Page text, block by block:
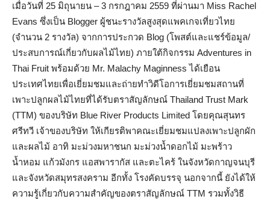
เมื่อวันที่ 25 มิถุนายน – 3 กรกฎาคม 2559 ที่ผ่านมา Miss Rachel
Evans ซึ่งเป็น Blogger ผู้ชนะรางวัลสูงสุดแพคเกจเที่ยวไทย
(จำนวน 2 รางวัล) จากการประกวด Blog (โพสต์และแชร์ข้อมูล/
ประสบการณ์เกี่ยวกับผลไม้ไทย) ภายใต้กิจกรรม Adventures in
Thai Fruit พร้อมด้วย Mr. Malachy Maginness ได้เยือน
ประเทศไทยเพื่อเยี่ยมชมและถ่ายทำวิดีโอการเยี่ยมชมสถานที่
เพาะปลูกผลไม้ไทยที่ได้รับตราสัญลักษณ์ Thailand Trust Mark
(TTM) ของบริษัท Blue River Products Limited โดยคุณสุนทร
ศรีทวี เจ้าของบริษัท ให้เกียรติพาคณะเยี่ยมชมแปลงเพาะปลูกผัก
และผลไม้ อาทิ มะม่วงมหาชนก มะม่วงน้ำดอกไม้ มะพร้าว
น้ำหอม แก้วมังกร แอสพารากัส และตะไคร้ ในจังหวัดกาญจนบุรี
และจังหวัดสมุทรสงคราม อีกทั้ง โรงคัดบรรจุ นอกจากนี้ ยังได้ให้
ความรู้เกี่ยวกับความสำคัญของตราสัญลักษณ์ TTM รวมทั้งวิธี